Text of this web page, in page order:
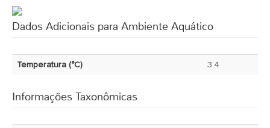
Dados Adicionais para Ambiente Aquático
Temperatura (°C) 3.4
Informações Taxonômicas